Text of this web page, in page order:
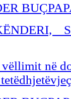
BU
vëllimit në